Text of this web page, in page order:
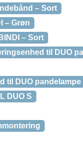
– Sort
– Grøn
– Sort
til DUO
til DUO pandelampe
DUO S